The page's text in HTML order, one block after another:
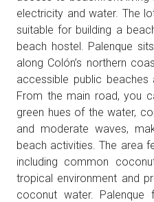
electricity and water. The
suitable for building a
beach hostel. Palenque
along Colón’s northern
accessible public
From the main road, you
green hues of the water,
and moderate waves,
beach activities. The area
including common
tropical environment and
coconut water. Palenque